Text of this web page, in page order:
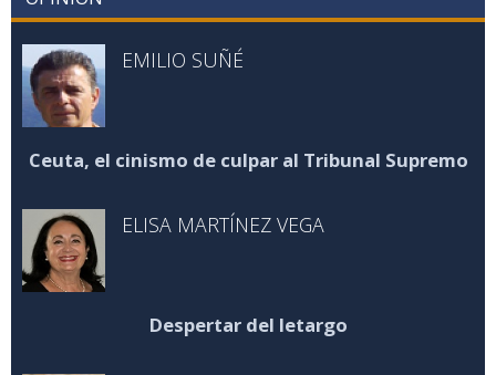
EMILIO SUÑÉ
Ceuta, el cinismo de culpar al Tribunal Supremo
ELISA MARTÍNEZ VEGA
Despertar del letargo